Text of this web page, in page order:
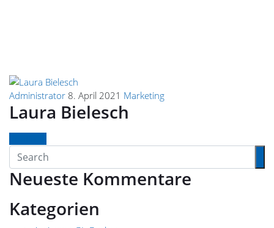
Administrator 8. April 2021 Marketing
Laura Bielesch
Neueste Kommentare
Kategorien